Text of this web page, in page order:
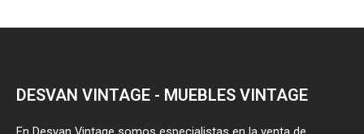
DESVAN VINTAGE - MUEBLES VINTAGE